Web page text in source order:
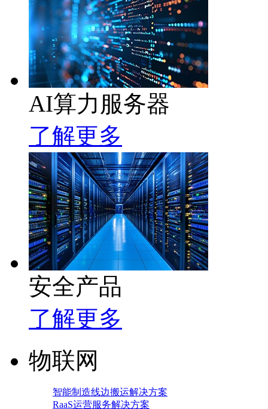
AI算力服务器
了解更多
安全产品
了解更多
物联网
智能制造线边搬运解决方案
RaaS运营服务解决方案